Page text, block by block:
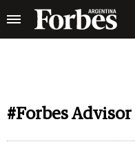
#Forbes Advisor